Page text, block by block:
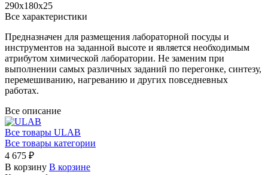
290х180х25
Все характеристики
Предназначен для размещения лабораторной посуды и
инструментов на заданной высоте и является необходимым
атрибутом химической лаборатории. Не заменим при
выполнении самых различных заданий по перегонке, синтезу,
перемешиванию, нагреванию и других повседневных
работах.
Все описание
Все товары ULAB
Все товары категории
4 675 ₽
В корзину В корзине